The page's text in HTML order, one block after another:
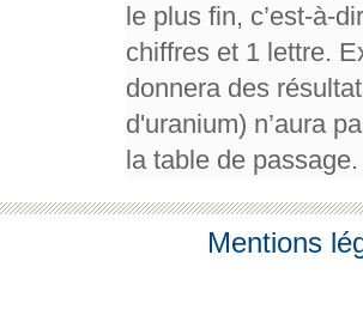
le plus fin, c’est-à-
chiffres et 1 lettre.
donnera des
d'uranium) n’aura
la table de passage.
Mentions